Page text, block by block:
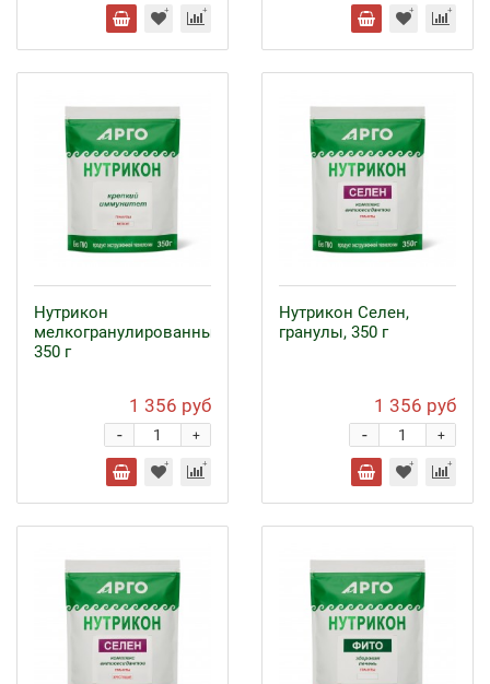
Нутрикон
мелкогранулированный,
350 г
1 356 руб
+
-
Нутрикон Селен,
гранулы, 350 г
1 356 руб
+
-